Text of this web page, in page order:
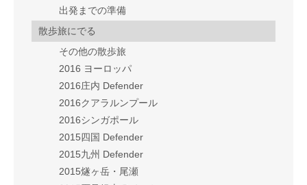
出発までの準備
散歩旅にでる
その他の散歩旅
2016 ヨーロッパ
2016庄内 Defender
2016クアラルンプール
2016シンガポール
2015四国 Defender
2015九州 Defender
2015燧ヶ岳・尾瀬